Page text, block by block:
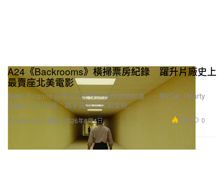
Entertainment 娛樂
A24《Backrooms》橫掃票房紀錄 躍升片廠史上
最賣座北美電影
Kane Parsons 自導自演驚慄話題作強勢開畫，一舉打破《Marty
Supreme》紀錄，寫下震撼票房新里程。
2026年6月4日 3.8K 0